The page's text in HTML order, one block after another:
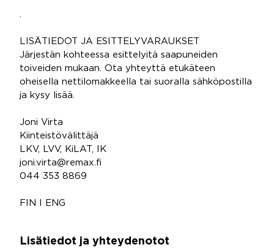
LISÄTIEDOT JA ESITTELYVARAUKSET
Järjestän kohteessa esittelyitä saapuneiden
toiveiden mukaan. Ota yhteyttä etukäteen
oheisella nettilomakkeella tai suoralla sähköpostilla
ja kysy lisää.
Joni Virta
Kiinteistövälittäjä
LKV, LVV, KiLAT, IK
joni.virta@remax.fi
044 353 8869
FIN I ENG
Lisätiedot ja yhteydenotot